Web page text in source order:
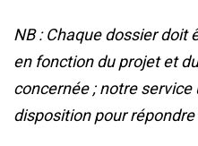
NB : Chaque dossier doit
en fonction du projet et
concernée ; notre
disposition pour